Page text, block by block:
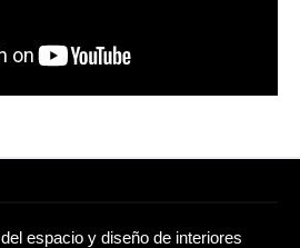
espacio y diseño de interiores